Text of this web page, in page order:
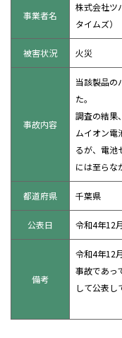
事業者名
株式会社ツ
タイムズ）
被害状況 火災
事故内容
当該製品の
た。
調査の結果
ムイオン電
るが、電池
には至らな
都道府県 千葉県
公表日 令和4年12
備考
令和4年12
事故であっ
して公表し